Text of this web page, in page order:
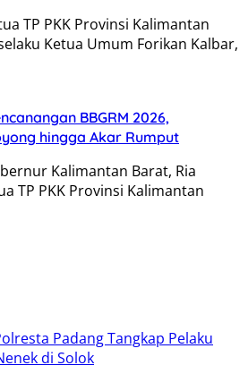
TP PKK Provinsi Kalimantan
Ketua Umum Forikan Kalbar,
BBGRM 2026,
hingga Akar Rumput
Kalimantan Barat, Ria
TP PKK Provinsi Kalimantan